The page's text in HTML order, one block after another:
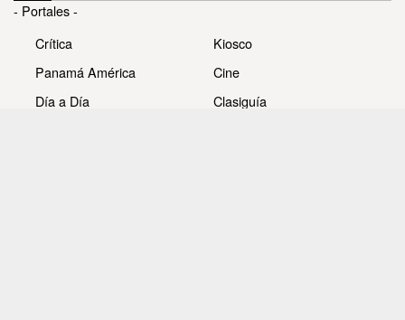
- Portales -
Crítica
Panamá América
Día a Día
Kiosco
Cine
Clasiguía